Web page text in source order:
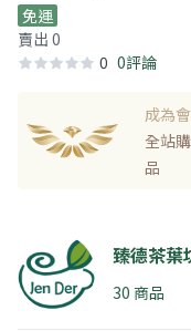
免運
賣出 0
0 0評論
成為
全站
品
臻德茶葉
30 商品